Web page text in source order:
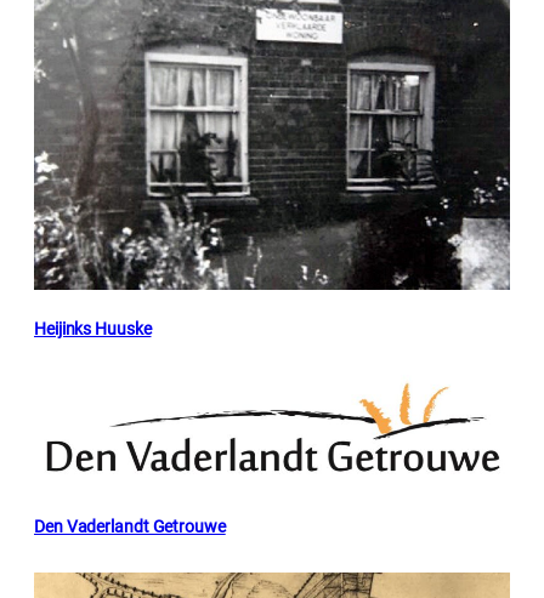
Heijinks Huuske
Den Vaderlandt Getrouwe